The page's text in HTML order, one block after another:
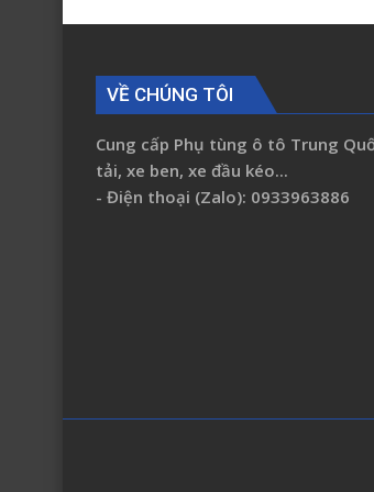
VỀ CHÚNG TÔI
Cung cấp Phụ tùng ô tô Trung
tải, xe ben, xe đầu kéo...
- Điện thoại (Zalo): 0933963886